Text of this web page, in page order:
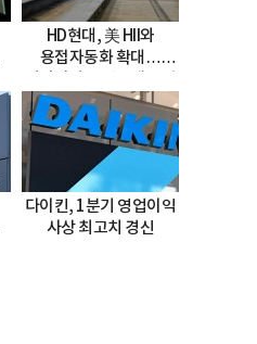
HD현대, 美 HII와
용접자동화 확대…
도입
다이킨, 1분기 영업이익
사상 최고치 경신